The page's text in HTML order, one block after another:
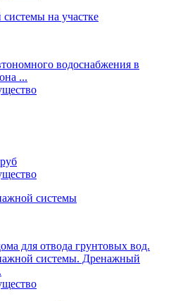
на участке
водоснабжения в
...
системы
для отвода грунтовых вод.
системы. Дренажный